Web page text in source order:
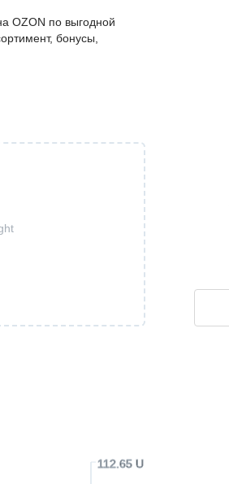
112.65 USD
OZON по выгодной
бонусы,